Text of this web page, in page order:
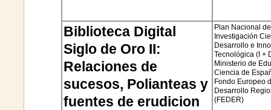
Biblioteca Digital
Siglo de Oro II:
Relaciones de
sucesos, Polianteas y
fuentes de erudicion
Plan Nacional de
Investigación
Desarrollo e
Tecnológica (I +
Ministerio de
Ciencia de
Fondo Europeo
Desarrollo
(FEDER)